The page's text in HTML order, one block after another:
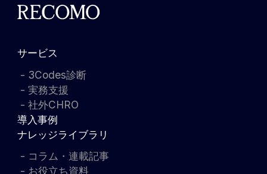
サービス
3Codes診断
実務支援
社外CHRO
導入事例
ナレッジライブラリ
コラム・連載記事
お役立ち資料